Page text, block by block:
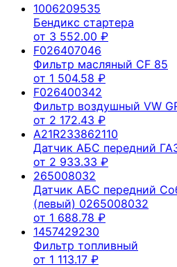
1006209535
Бендикс стартера
от 3 552.00 ₽
F026407046
Фильтр масляный CF 85
от 1 504.58 ₽
F026400342
Фильтр воздушный VW
от 2 172.43 ₽
A21R233862110
Датчик АБС передний
от 2 933.33 ₽
265008032
Датчик АБС передний
(левый) 0265008032
от 1 688.78 ₽
1457429230
Фильтр топливный
от 1 113.17 ₽